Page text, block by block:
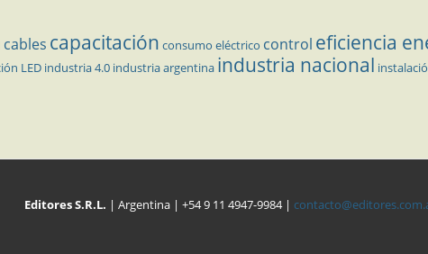
cables capacitación consumo eléctrico control eficiencia
LED industria 4.0 industria argentina industria nacional
Editores S.R.L. | Argentina | +54 9 11 4947-9984 |